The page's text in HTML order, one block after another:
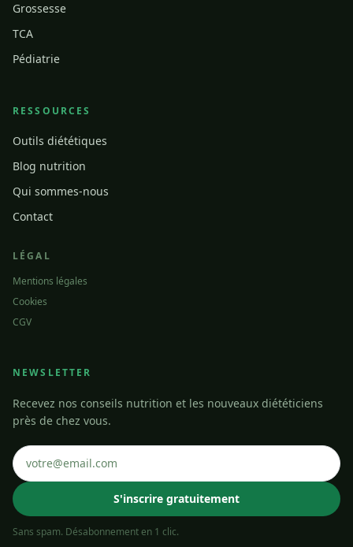
Grossesse
TCA
Pédiatrie
RESSOURCES
Outils diététiques
Blog nutrition
Qui sommes-nous
Contact
LÉGAL
Mentions légales
Cookies
CGV
NEWSLETTER
Recevez nos conseils nutrition et les nouveaux diététiciens
près de chez vous.
S'inscrire gratuitement
Sans spam. Désabonnement en 1 clic.